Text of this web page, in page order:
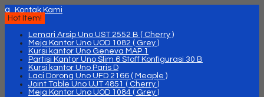
q
Kontak Kami
Hot Item!
Lemari Arsip Uno UST 2552 B ( Cherry )
Meja Kantor Uno UOD 1082 ( Grey )
Kursi kantor Uno Geneva MAP 1
Partisi Kantor Uno Slim 6 Staff Konfigurasi 30 B
Kursi kantor Uno Paris D
Laci Dorong Uno UFD 2166 ( Meaple )
Joint Table Uno UJT 4851 ( Cherry )
Meja Kantor Uno UOD 1084 ( Grey )